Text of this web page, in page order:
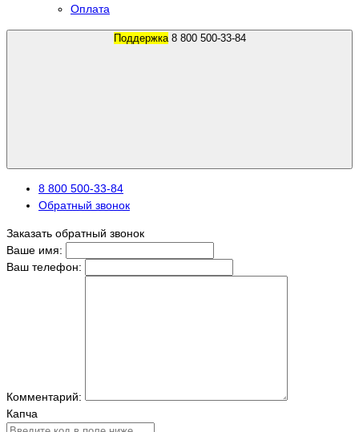
Оплата
Поддержка 8 800 500-33-84
8 800 500-33-84
Обратный звонок
Заказать обратный звонок
Ваше имя:
Ваш телефон:
Комментарий:
Капча